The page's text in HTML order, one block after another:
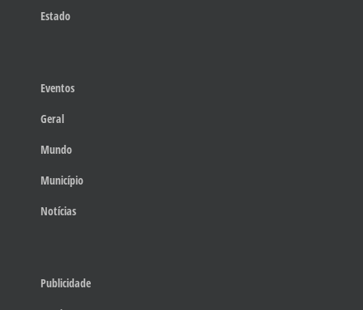
Estado
Eventos
Geral
Mundo
Município
Notícias
Publicidade